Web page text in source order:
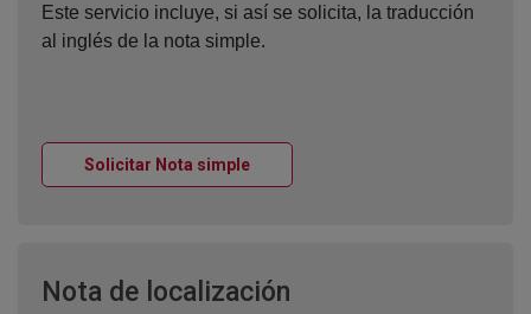
Este servicio incluye, si así se solicita, la traducción
al inglés de la nota simple.
Solicitar Nota simpleVentana nueva
Nota de localización